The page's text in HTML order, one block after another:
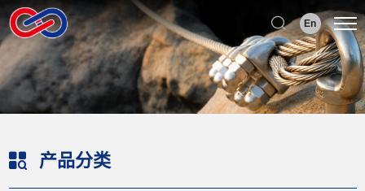
En
Select Language▼
产品分类